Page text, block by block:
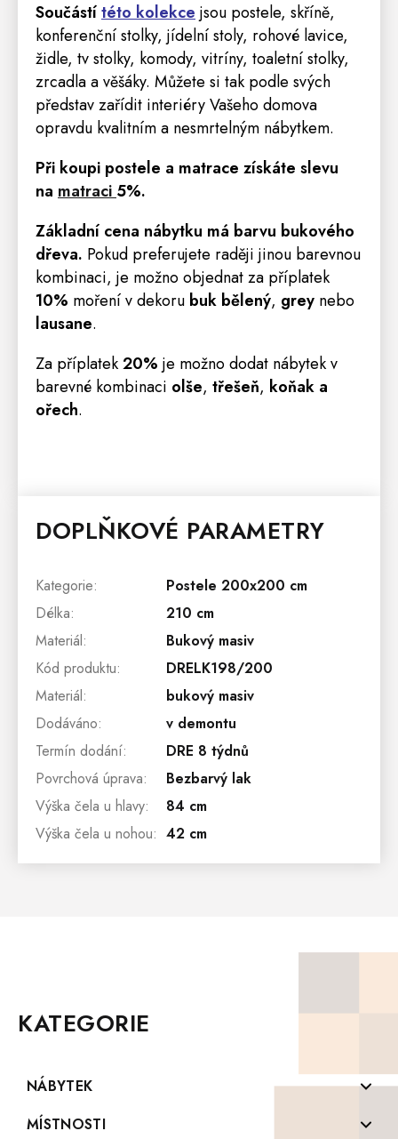
Součástítéto kolekce jsou postele, skříně,
konferenční stolky, jídelnístoly, rohové lavice,
židle, tv stolky, komody, vitríny, toaletní stolky,
zrcadlaavěšáky. Můžete si tak podle svých
představ zařídit interiéry Vašeho domova
opravdu kvalitním a nesmrtelným nábytkem.
Při koupi postele a matrace získáte slevu
na matraci 5%.
Základní cena nábytku má barvu bukového
dřeva. Pokud preferujete raději jinou barevnou
kombinaci, je možno objednat za příplatek
10% moření v dekoru buk bělený, grey nebo
lausane.
Za příplatek20% je možno dodat nábytek v
barevné kombinaci olše, třešeň, koňak a
ořech.
DOPLŇKOVÉ PARAMETRY
Kategorie:
Postele 200x200 cm
Délka:
210 cm
Materiál:
Bukový masiv
Kód produktu:
DRELK198/200
Materiál:
bukový masiv
Dodáváno:
v demontu
Termín dodání:
DRE 8 týdnů
Povrchová úprava:
Bezbarvý lak
Výška čela u hlavy:
84 cm
Výška čela u nohou: 42 cm
KATEGORIE
NÁBYTEK
Komody z masivu
MÍSTNOSTI